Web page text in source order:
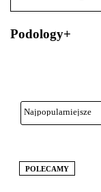
Podology+
POLECAMY